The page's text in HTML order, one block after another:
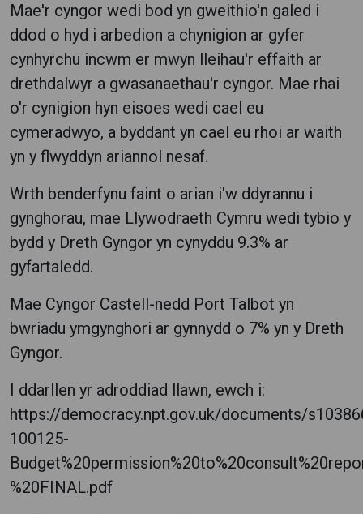
Mae'r cyngor wedi bod yn gweithio'n galed i
ddod o hyd i arbedion a chynigion ar gyfer
cynhyrchu incwm er mwyn lleihau'r effaith ar
drethdalwyr a gwasanaethau'r cyngor. Mae rhai
o'r cynigion hyn eisoes wedi cael eu
cymeradwyo, a byddant yn cael eu rhoi ar waith
yn y flwyddyn ariannol nesaf.
Wrth benderfynu faint o arian i'w ddyrannu i
gynghorau, mae Llywodraeth Cymru wedi tybio y
bydd y Dreth Gyngor yn cynyddu 9.3% ar
gyfartaledd.
Mae Cyngor Castell-nedd Port Talbot yn
bwriadu ymgynghori ar gynnydd o 7% yn y Dreth
Gyngor.
I ddarllen yr adroddiad llawn, ewch i:
https://democracy.npt.gov.uk/documents/
100125-
%20FINAL.pdf